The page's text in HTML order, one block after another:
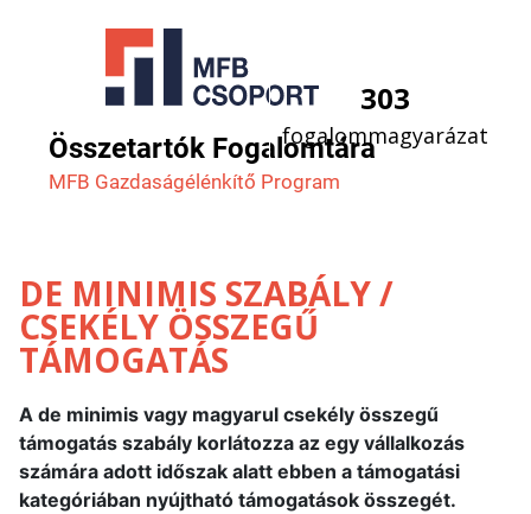
Összetartók Fogalomtára
MFB Gazdaság­élénkítő Program
303
fogalommagyarázat
DE MINIMIS SZABÁLY /
CSEKÉLY ÖSSZEGŰ
TÁMOGATÁS
A de minimis vagy magyarul csekély összegű
támogatás szabály korlátozza az egy vállalkozás
számára adott időszak alatt ebben a támogatási
kategóriában nyújtható támogatások összegét.